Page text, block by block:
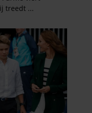
site met onze
met andere
of die ze hebben
van hun services. U
u onze website blijft